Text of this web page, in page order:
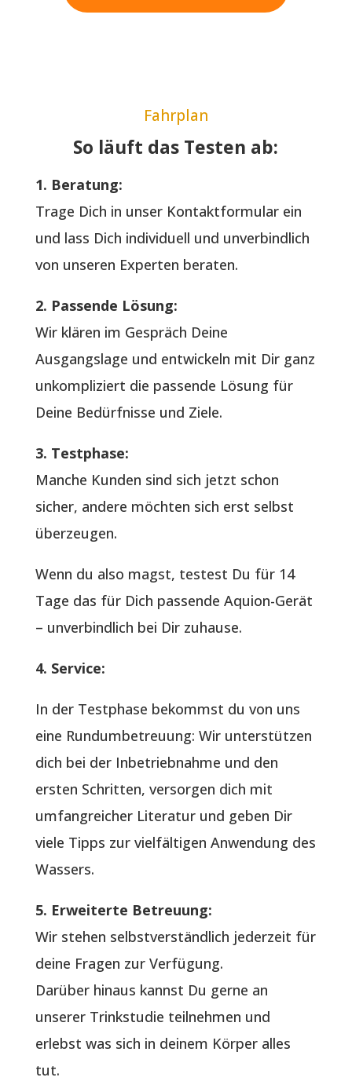
Fahrplan
So läuft das Testen ab:
1. Beratung:
Trage Dich in unser Kontaktformular ein
und lass Dich individuell und unverbindlich
von unseren Experten beraten.
2. Passende Lösung:
Wir klären im Gespräch Deine
Ausgangslage und entwickeln mit Dir ganz
unkompliziert die passende Lösung für
Deine Bedürfnisse und Ziele.
3. Testphase:
Manche Kunden sind sich jetzt schon
sicher, andere möchten sich erst selbst
überzeugen.
Wenn du also magst, testest Du für 14
Tage das für Dich passende Aquion-Gerät
– unverbindlich bei Dir zuhause.
4. Service:
In der Testphase bekommst du von uns
eine Rundumbetreuung: Wir unterstützen
dich bei der Inbetriebnahme und den
ersten Schritten, versorgen dich mit
umfangreicher Literatur und geben Dir
viele Tipps zur vielfältigen Anwendung des
Wassers.
5. Erweiterte Betreuung:
Wir stehen selbstverständlich jederzeit für
deine Fragen zur Verfügung.
Darüber hinaus kannst Du gerne an
unserer Trinkstudie teilnehmen und
erlebst was sich in deinem Körper alles
tut.